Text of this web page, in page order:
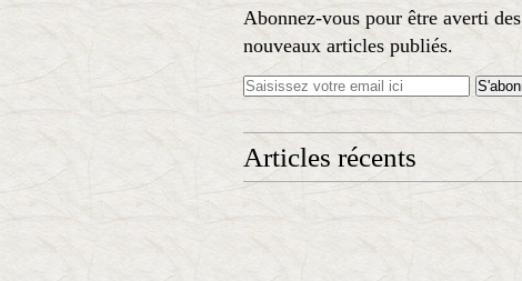
Abonnez-vous pour être averti des
nouveaux articles publiés.
Articles récents